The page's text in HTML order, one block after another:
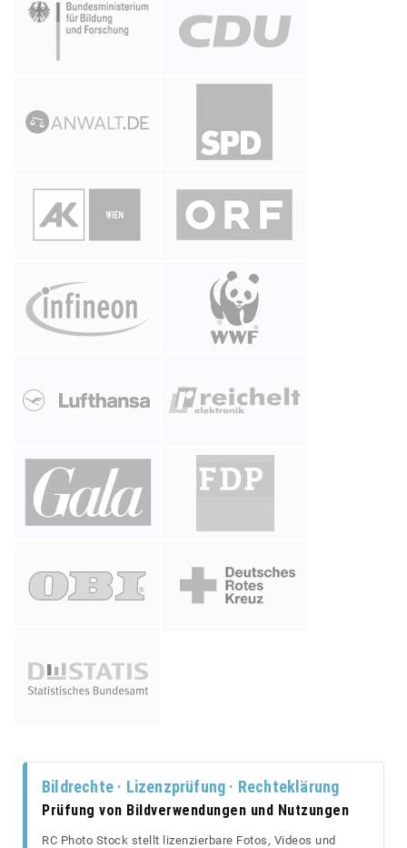
Bildrechte · Lizenzprüfung · Rechteklärung
Prüfung von Bildverwendungen und Nutzungen
RC Photo Stock stellt lizenzierbare Fotos, Videos und